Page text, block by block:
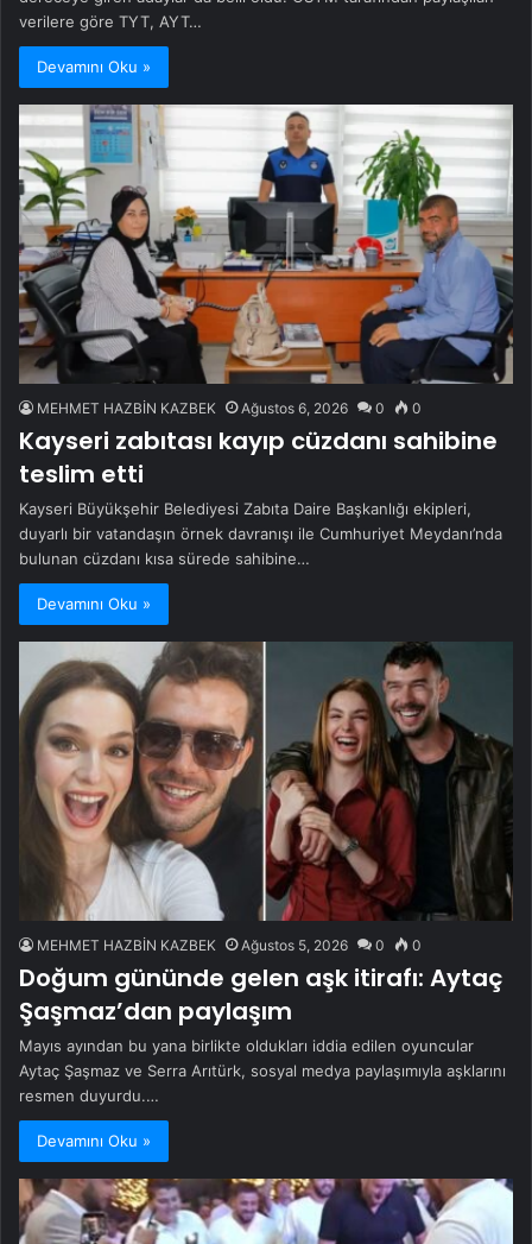
verilere göre TYT, AYT…
Devamını Oku »
MEHMET HAZBİN KAZBEK Ağustos 6, 2026 0 0
Kayseri zabıtası kayıp cüzdanı sahibine
teslim etti
Kayseri Büyükşehir Belediyesi Zabıta Daire Başkanlığı ekipleri,
duyarlı bir vatandaşın örnek davranışı ile Cumhuriyet Meydanı’nda
bulunan cüzdanı kısa sürede sahibine…
Devamını Oku »
MEHMET HAZBİN KAZBEK Ağustos 5, 2026 0 0
Doğum gününde gelen aşk itirafı: Aytaç
Şaşmaz’dan paylaşım
Mayıs ayından bu yana birlikte oldukları iddia edilen oyuncular
Aytaç Şaşmaz ve Serra Arıtürk, sosyal medya paylaşımıyla aşklarını
resmen duyurdu.…
Devamını Oku »